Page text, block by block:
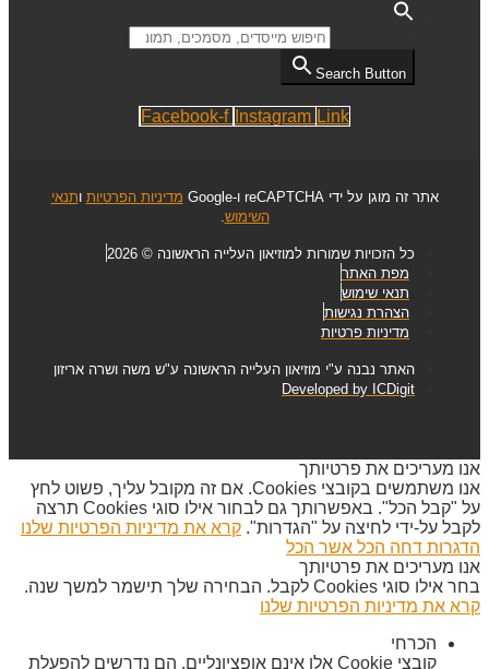
Search Button
Facebook-f Instagram Link
אתר זה מוגן על ידי reCAPTCHA ו-Google מדיניות הפרטיות ותנאי
השימוש
כל הזכויות שמורות למוזיאון העלייה הראשונה © 2026
מפת האתר
תנאי שימוש
הצהרת נגישות
מדיניות פרטיות
האתר נבנה ע"י מוזיאון העלייה הראשונה ע"ש משה ושרה אריזון
Developed by ICDigit
אנו מעריכים את פרטיותך
אנו משתמשים בקובצי Cookies. אם זה מקובל עליך, פשוט לחץ
על "קבל הכל". באפשרותך גם לבחור אילו סוגי Cookies תרצה
לקבל על-ידי לחיצה על "הגדרות". קרא את מדיניות הפרטיות שלנו
הדגרות דחה הכל אשר הכל
אנו מעריכים את פרטיותך
בחר אילו סוגי Cookies לקבל. הבחירה שלך תישמר למשך שנה.
קרא את מדיניות הפרטיות שלנו
הכרחי
קובצי Cookie אלו אינם אופציונליים. הם נדרשים להפעלת